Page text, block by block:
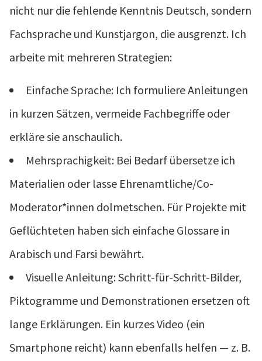
nicht nur die fehlende Kenntnis Deutsch, sondern
Fachsprache und Kunstjargon, die ausgrenzt. Ich
arbeite mit mehreren Strategien:
Einfache Sprache: Ich formuliere Anleitungen
in kurzen Sätzen, vermeide Fachbegriffe oder
erkläre sie anschaulich.
Mehrsprachigkeit: Bei Bedarf übersetze ich
Materialien oder lasse Ehrenamtliche/Co-
Moderator*innen dolmetschen. Für Projekte mit
Geflüchteten haben sich einfache Glossare in
Arabisch und Farsi bewährt.
Visuelle Anleitung: Schritt-für-Schritt-Bilder,
Piktogramme und Demonstrationen ersetzen oft
lange Erklärungen. Ein kurzes Video (ein
Smartphone reicht) kann ebenfalls helfen — z. B.